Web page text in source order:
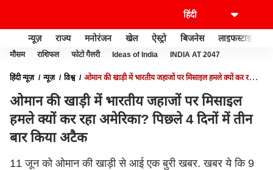
न्यूज़ राज्य मनोरंजन खेल ऐस्ट्रो बिजनेस लाइफस्टाइल
मौसम राशिफल फोटो गैलरी Ideas of India INDIA AT 2047
हिंदी न्यूज़ न्यूज़ विश्व
ओमान की खाड़ी में भारतीय जहाजों पर मिसाइल हमले क्यों कर रहा
ओमान की खाड़ी में भारतीय जहाजों पर मिसाइल
हमले क्यों कर रहा अमेरिका? पिछले 4 दिनों में तीन
बार किया अटैक
11 जून को ओमान की खाड़ी से आई एक बुरी खबर. खबर ये कि 9